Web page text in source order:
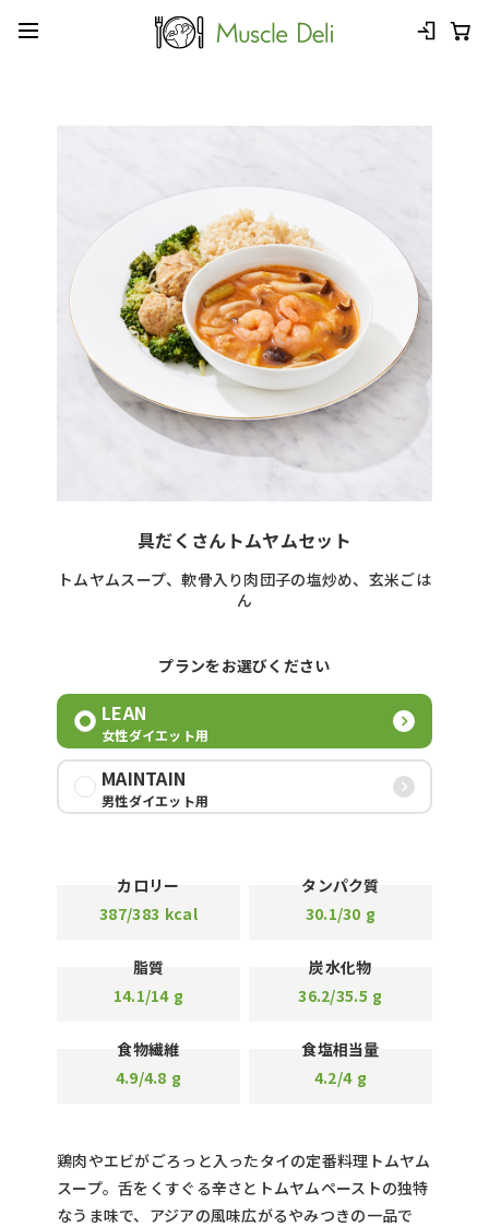
具だくさんトムヤムセット
トムヤムスープ、軟骨入り肉団子の塩炒め、玄米ごは
ん
プランをお選びください
LEAN
女性ダイエット用
MAINTAIN
男性ダイエット用
カロリー
387/383 kcal
タンパク質
30.1/30 g
脂質
14.1/14 g
炭水化物
36.2/35.5 g
食物繊維
4.9/4.8 g
食塩相当量
4.2/4 g
鶏肉やエビがごろっと入ったタイの定番料理トムヤム
スープ。舌をくすぐる辛さとトムヤムペーストの独特
なうま味で、アジアの風味広がるやみつきの一品で